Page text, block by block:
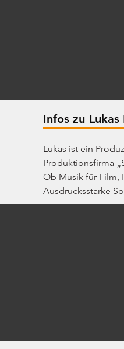
Infos zu
Lukas ist ein
Produktionsfirma
Ob Musik für Film,
Ausdrucksstarke